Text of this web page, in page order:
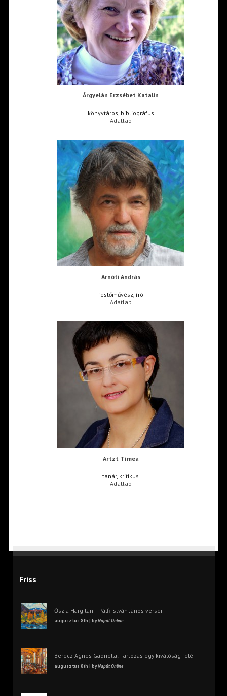
Árgyelán Erzsébet Katalin
könyvtáros, bibliográfus
Adatlap
Arnóti András
festőművész, író
Adatlap
Artzt Tímea
tanár, kritikus
Adatlap
Friss
Ősz a Hargitán – Pálfi István János versei
augusztus 8th | byNapút Online
Berecz Ágnes Gabriella: Tartozás egy kiválóság felé
augusztus 8th | byNapút Online